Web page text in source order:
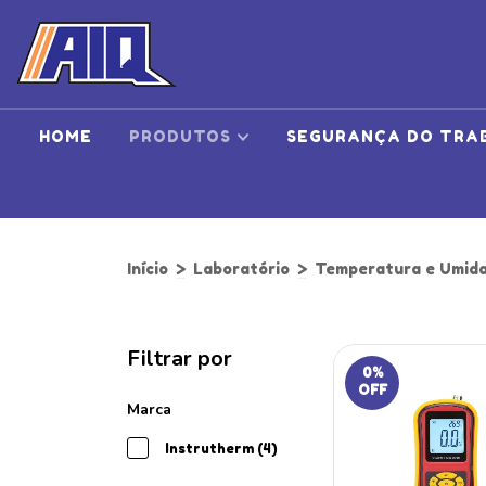
HOME PRODUTOS SEGURANÇA DO
Início > Laboratório > Temperatura e
Filtrar por
Marca
Instrutherm (4)
0%
OFF